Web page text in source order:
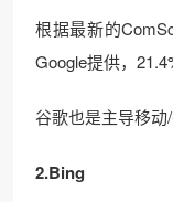
根据最新的
Google提供，
谷歌也是主导移动
2.Bing